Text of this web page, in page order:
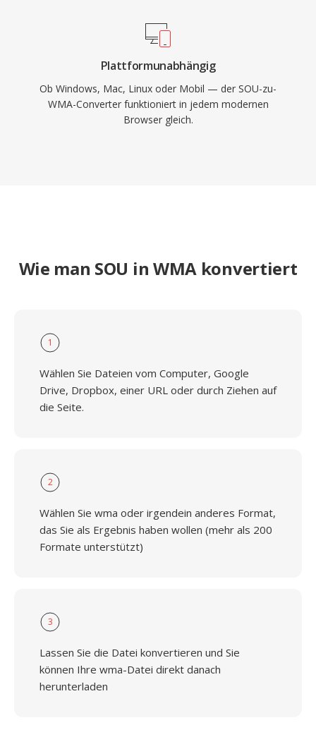
Plattformunabhängig
Ob Windows, Mac, Linux oder Mobil — der SOU-zu-
WMA-Converter funktioniert in jedem modernen
Browser gleich.
Wie man SOU in WMA konvertiert
1
Wählen Sie Dateien vom Computer, Google
Drive, Dropbox, einer URL oder durch Ziehen auf
die Seite.
2
Wählen Sie wma oder irgendein anderes Format,
das Sie als Ergebnis haben wollen (mehr als 200
Formate unterstützt)
3
Lassen Sie die Datei konvertieren und Sie
können Ihre wma-Datei direkt danach
herunterladen